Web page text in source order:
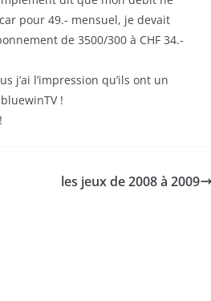
pour 49.- mensuel, je devait
de 3500/300 à CHF 34.-
j’ai l’impression qu’ils ont un
!
les jeux de 2008 à 2009